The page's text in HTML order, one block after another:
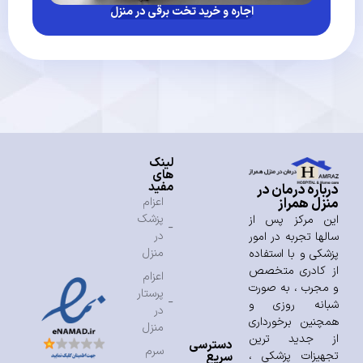
اجاره و خرید تخت برقی در منزل
درباره درمان در
منزل همراز
این مرکز پس از
سالها تجربه در امور
پزشکی و با استفاده
از کادری متخصص
و مجرب ، به صورت
شبانه روزی و
همچنین برخورداری
از جدید ترین
تجهیزات پزشکی ،
دسترسی
سریع
لینک
های
مفید
اعزام
پزشک
در
منزل
اعزام
پرستار
در
منزل
سرم